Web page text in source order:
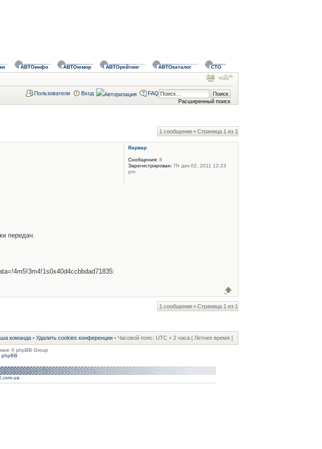
АВТОинфо АВТОюмор АВТОрейтинг АВТОкаталог СТО
Расширенный поиск
Пользователи Вход FAQ
1 сообщение • Страница 1 из 1
передач.
Варвар
Сообщения: 8
Зарегистрирован: Пт дек 02, 2011 12:23
pm
1 сообщение • Страница 1 из 1
команда • Удалить cookies конференции • Часовой пояс: UTC + 2 часа [ Летнее время ]
© phpBB Group
phpBB